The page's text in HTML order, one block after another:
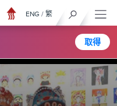
取得
ENG / 繁